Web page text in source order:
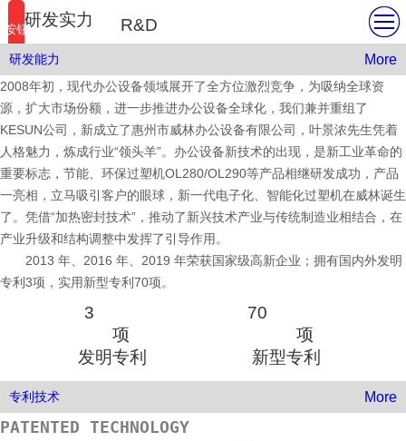
R&D
研发实力
按钮
研发能力 More
2008年初，现代办公设备领域展开了全方位激烈竞争，为吸纳全球资
源，扩大市场份额，进一步推进办公设备全球化，我们兼并重组了
KESUN公司，新成立了惠州市威林办公设备有限公司，叶景浓先生凭着
人格魅力，炼成行业“领头羊”。办公设备新技术的出现，是新工业革命的
重要标志，节能、环保过塑机OL280/OL290等产品相继研发成功，产品
一亮相，立马吸引客户的眼球，新一代电子化、智能化过塑机在威林诞生
了。凭借“加热密封技术”，推动了新兴技术产业与传统制造业相结合，在
产业升级和结构调整中发挥了引导作用。
专利3项，实用新型专利70项。
新型专利
发明专利
项
70
项
3
专利技术 More
PATENTED TECHNOLOGY